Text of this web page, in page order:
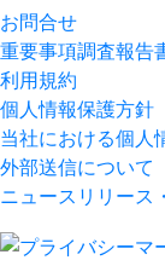
お問合せ
重要事項調査報告
利用規約
個人情報保護方針
当社における個人
外部送信について
ニュースリリース